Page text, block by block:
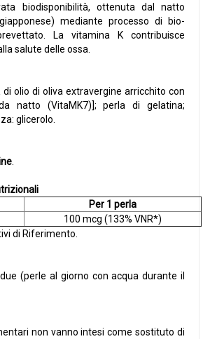
biodisponibilità, ottenuta dal natto
mediante processo di bio-
La vitamina K contribuisce
salute delle ossa.
di olio di oliva extravergine arricchito con
natto (VitaMK7)]; perla di gelatina;
glicerolo.
.
Per 1 perla
100 mcg (133% VNR*)
di Riferimento.
(perle al giorno con acqua durante il
non vanno intesi come sostituto di